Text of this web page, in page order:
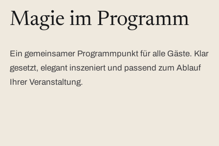
Magie im Programm
Ein gemeinsamer Programmpunkt für alle Gäste. Klar
gesetzt, elegant inszeniert und passend zum Ablauf
Ihrer Veranstaltung.